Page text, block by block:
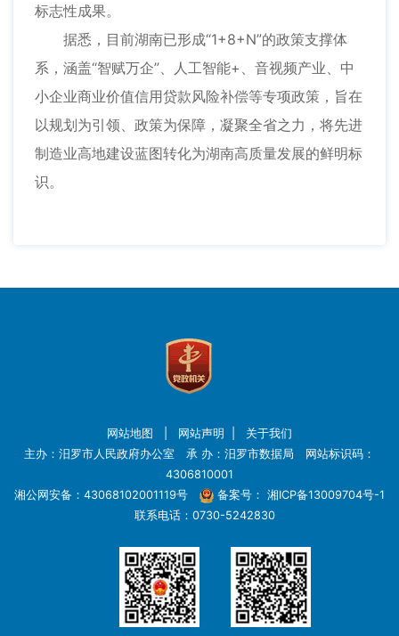
标志性成果。
据悉，目前湖南已形成“1+8+N”的政策支撑体
系，涵盖“智赋万企”、人工智能+、音视频产业、中
小企业商业价值信用贷款风险补偿等专项政策，旨在
以规划为引领、政策为保障，凝聚全省之力，将先进
制造业高地建设蓝图转化为湖南高质量发展的鲜明标
识。
网站地图 网站声明
关于我们
主办：汨罗市人民政府办公室 承 办：汨罗市数据局 网站标识码：
4306810001
湘公网安备：43068102001119号
备案号： 湘ICP备13009704号-1
联系电话：0730-5242830